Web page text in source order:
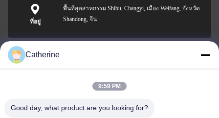
ที่อยู่
พื้นที่อุตสาหกรรม Shibu, Changyi, เมือง Weifang, จังหวัด
Shandong, จีน
padraic@huayumachine.cn
Catherine
9:59 PM
Good day, what product are you looking for?